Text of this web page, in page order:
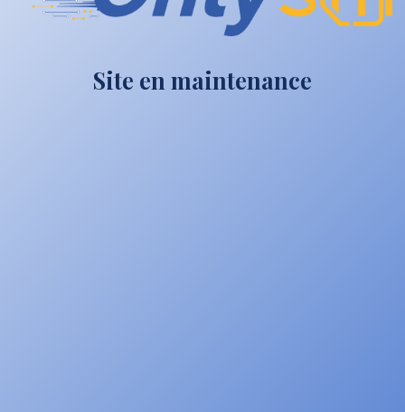
Site en maintenance